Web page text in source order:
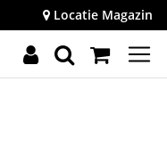
Locatie Magazin